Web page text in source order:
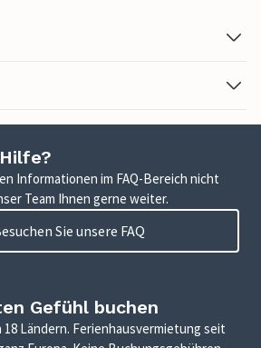
Informationen im FAQ-Bereich nicht
Team Ihnen gerne weiter.
Sie unsere FAQ
Gefühl buchen
18 Ländern. Ferienhausvermietung seit